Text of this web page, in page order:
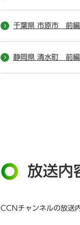
千葉県 市原市 前編
静岡県 清水町 前編
放送内
CCNチャンネルの放送